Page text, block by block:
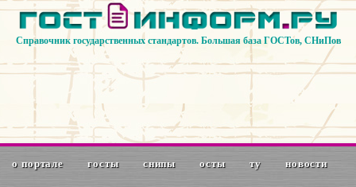
Справочник государственных стандартов. Большая база ГОСТов, СНиПов
о портале госты снипы осты ту новости